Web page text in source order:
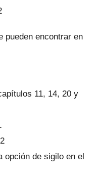
pueden encontrar en
11, 14, 20 y
opción de sigilo en el